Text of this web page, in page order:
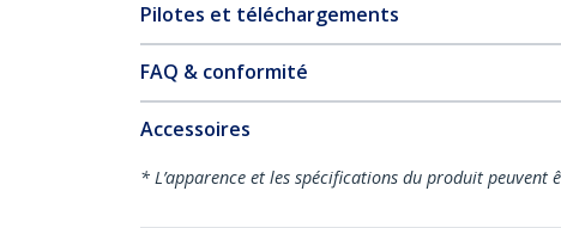
Pilotes et téléchargements
FAQ & conformité
Accessoires
* L’apparence et les spécifications du produit peuvent